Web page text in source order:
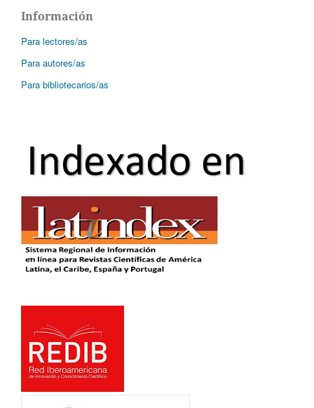
Información
Para lectores/as
Para autores/as
Para bibliotecarios/as